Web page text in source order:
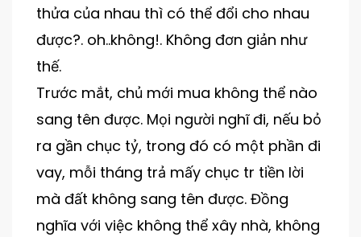
thửa của nhau thì có thể đổi cho nhau
được?. oh..không!. Không đơn giản như
thế.
Trước mắt, chủ mới mua không thể nào
sang tên được. Mọi người nghĩ đi, nếu bỏ
ra gần chục tỷ, trong đó có một phần đi
vay, mỗi tháng trả mấy chục tr tiền lời
mà đất không sang tên được. Đồng
nghĩa với việc không thể xây nhà, không